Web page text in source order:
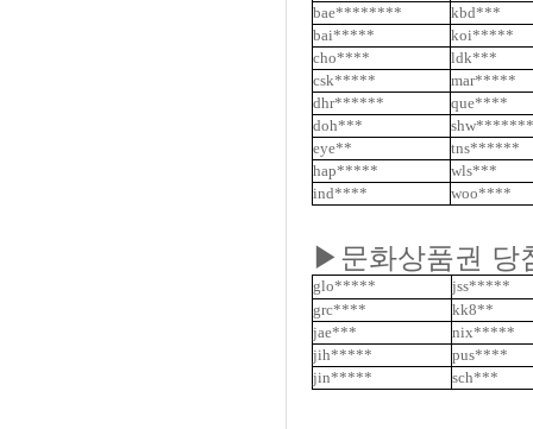
bae********
kbd***
bai*****
koi*****
cho****
ldk***
csk*****
mar*****
dhr******
que****
doh***
shw*******
eye**
tns******
hap*****
wls***
ind****
woo****
▶문화상품권 당
glo*****
jss*****
grc****
kk8**
jae***
nix*****
jih*****
pus****
jin*****
sch***